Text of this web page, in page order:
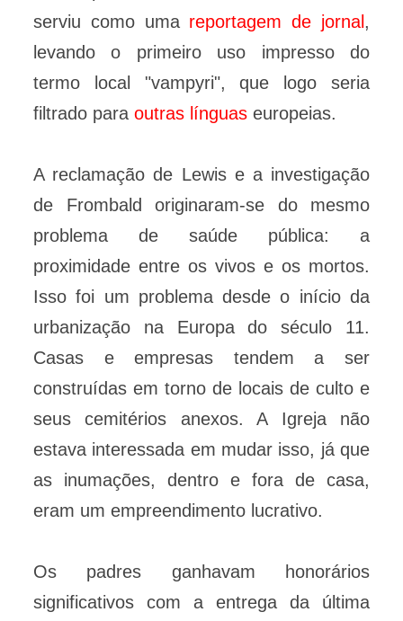
serviu como uma reportagem de jornal,
levando o primeiro uso impresso do
termo local "vampyri", que logo seria
filtrado para outras línguas europeias.
A reclamação de Lewis e a investigação
de Frombald originaram-se do mesmo
problema de saúde pública: a
proximidade entre os vivos e os mortos.
Isso foi um problema desde o início da
urbanização na Europa do século 11.
Casas e empresas tendem a ser
construídas em torno de locais de culto e
seus cemitérios anexos. A Igreja não
estava interessada em mudar isso, já que
as inumações, dentro e fora de casa,
eram um empreendimento lucrativo.
Os padres ganhavam honorários
significativos com a entrega da última